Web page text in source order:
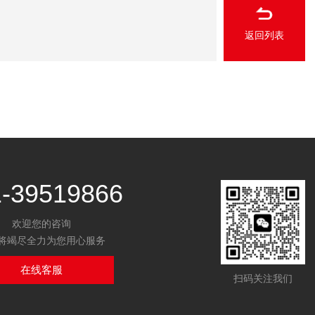
返回列表
39519866
欢迎您的咨询
竭尽全力为您用心服务
在线客服
扫码关注我们